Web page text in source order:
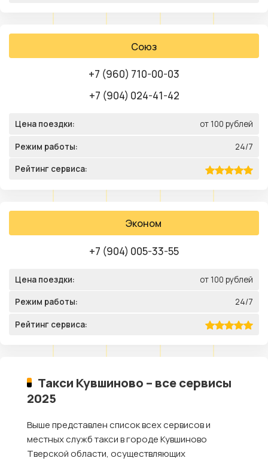
Союз
+7 (960) 710-00-03
+7 (904) 024-41-42
Цена поездки: от 100 рублей
Режим работы: 24/7
Рейтинг сервиса:
Эконом
+7 (904) 005-33-55
Цена поездки: от 100 рублей
Режим работы: 24/7
Рейтинг сервиса:
Такси Кувшиново – все сервисы
2025
Выше представлен список всех сервисов и
местных служб такси в городе Кувшиново
Тверской области, осуществляющих